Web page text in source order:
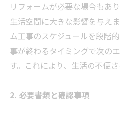
リフォームが必要な場合もあ
生活空間に大きな影響を与え
ム工事のスケジュールを段階
事が終わるタイミングで次の
す。これにより、生活の不便さ
2. 必要書類と確認事項